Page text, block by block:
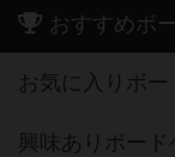
おすすめボ
お気に入りボ
興味ありボー